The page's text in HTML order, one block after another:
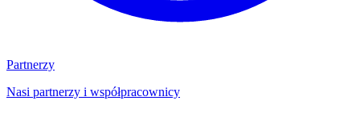
Partnerzy
Nasi partnerzy i współpracownicy